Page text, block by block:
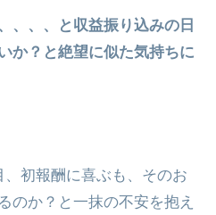
、、、と収益振り込みの日
か？と絶望に似た気持ちに
初報酬に喜ぶも、そのお
のか？と一抹の不安を抱え